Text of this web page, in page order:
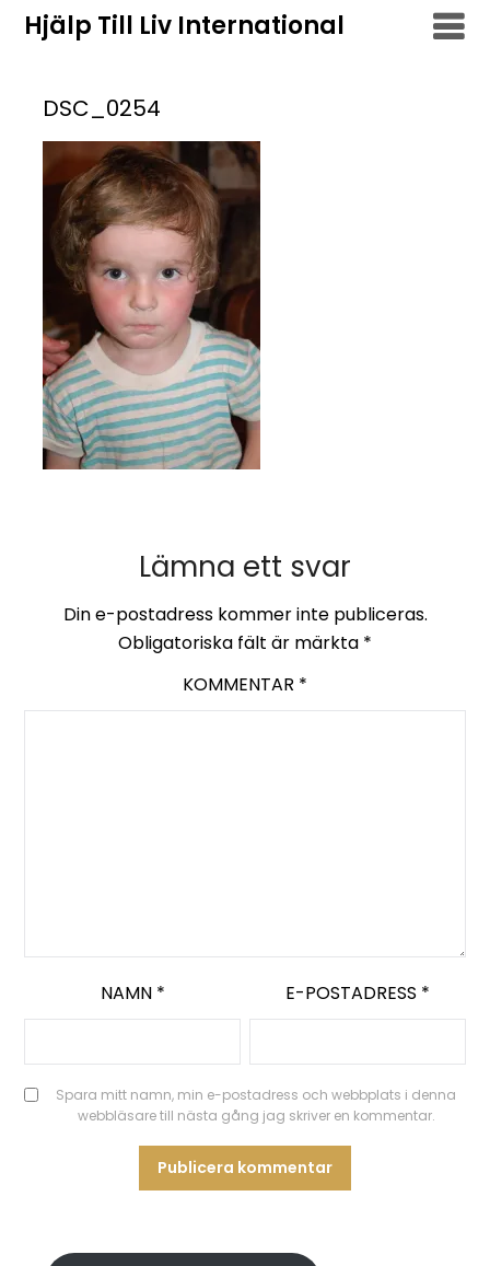
HoppaHjälp Till Liv International
DSC_0254
Lämna ett svar
Din e-postadress kommer inte publiceras.
Obligatoriska fält är märkta *
KOMMENTAR *
NAMN * E-POSTADRESS *
Spara mitt namn, min e-postadress och webbplats i denna
webbläsare till nästa gång jag skriver en kommentar.